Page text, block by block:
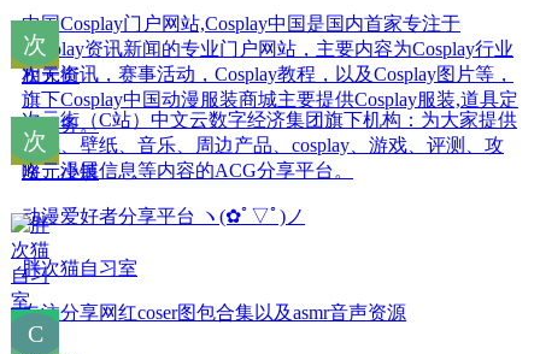
中国Cosplay门户网站,Cosplay中国是国内首家专注于
Cosplay资讯新闻的专业门户网站，主要内容为Cosplay行业
相关资讯，赛事活动，Cosplay教程，以及Cosplay图片等，
旗下Cosplay中国动漫服装商城主要提供Cosplay服装,道具定
做服务。
次元街
次元街（C站）中文云数字经济集团旗下机构：为大家提供
资讯、壁纸、音乐、周边产品、cosplay、游戏、评测、攻
略、漫展信息等内容的ACG分享平台。
次元小镇
动漫爱好者分享平台 ヽ(✿ﾟ▽ﾟ)ノ
胖次猫自习室
专注分享网红coser图包合集以及asmr音声资源